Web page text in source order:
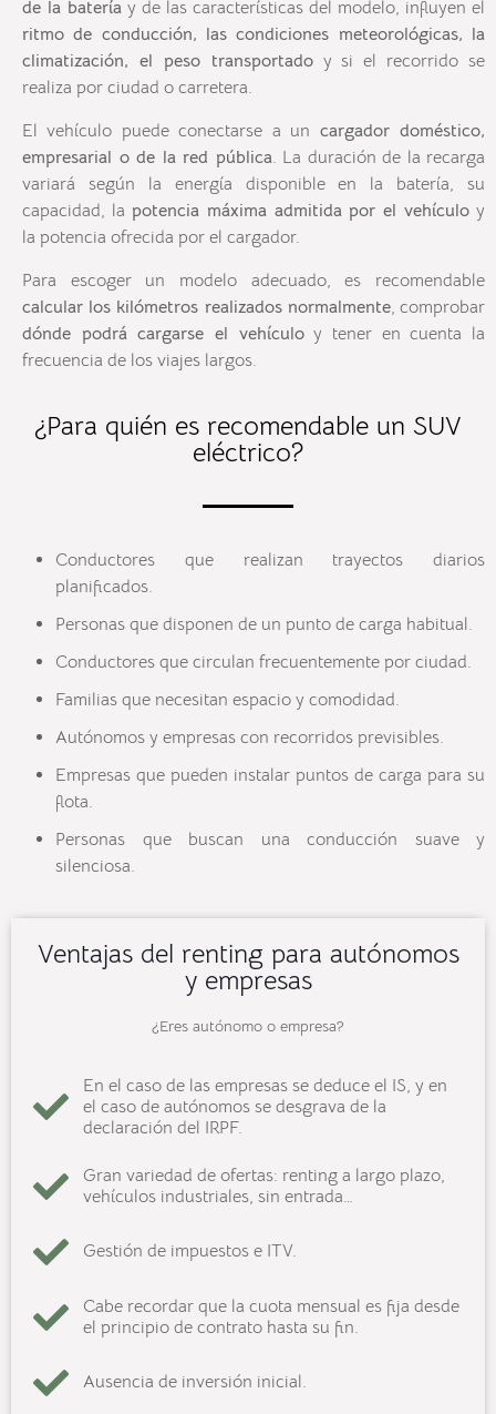
de la batería y de las características del modelo, influyen el
ritmo de conducción, las condiciones meteorológicas, la
climatización, el peso transportadoy si el recorrido se
realiza por ciudad o carretera.
El vehículo puede conectarse a un cargador doméstico,
empresarial o de la red pública. La duración de la recarga
variará según la energía disponible en la batería, su
capacidad, la potencia máxima admitida por el vehículo y
la potencia ofrecida por el cargador.
Para escoger un modelo adecuado, es recomendable
calcular los kilómetros realizados normalmente, comprobar
dónde podrá cargarse el vehículoy tener en cuenta la
frecuencia de los viajes largos.
¿Para quién es recomendable un SUV
eléctrico?
Conductores que realizan trayectos diarios
planificados.
Personas que disponen de un punto de carga habitual.
Conductores que circulan frecuentemente por ciudad.
Familias que necesitan espacio y comodidad.
Autónomos y empresas con recorridos previsibles.
Empresas que pueden instalar puntos de carga para su
flota.
Personas que buscan una conducción suave y
silenciosa.
Ventajas del renting para autónomos
y empresas
¿Eres autónomo o empresa?
En el caso de las empresas se deduce el IS, y en
el caso de autónomos se desgrava de la
declaración del IRPF.
Gran variedad de ofertas: renting a largo plazo,
vehículos industriales, sin entrada…
Gestión de impuestos e ITV.
Cabe recordar que la cuota mensual es fija desde
el principio de contrato hasta su fin.
Ausencia de inversión inicial.